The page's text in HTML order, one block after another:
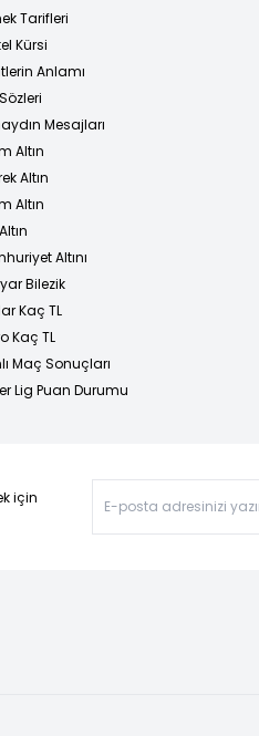
Tarifleri
Kürsi
Anlamı
Mesajları
Altın
Altın
Altın
Altını
Bilezik
Kaç TL
Kaç TL
Maç Sonuçları
Lig Puan Durumu
için